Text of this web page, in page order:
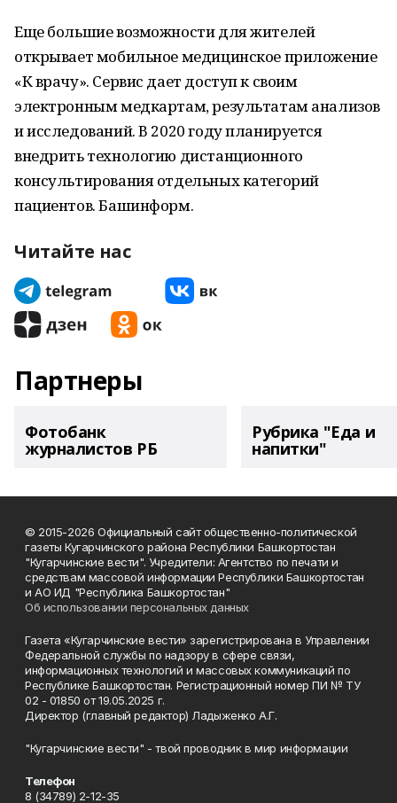
Еще большие возможности для жителей
открывает мобильное медицинское приложение
«К врачу». Сервис дает доступ к своим
электронным медкартам, результатам анализов
и исследований. В 2020 году планируется
внедрить технологию дистанционного
консультирования отдельных категорий
пациентов. Башинформ.
Читайте нас
Партнеры
Фотобанк
журналистов РБ
Рубрика "Еда и
напитки"
© 2015-2026 Официальный сайт общественно-политической
газеты Кугарчинского района Республики Башкортостан
"Кугарчинские вести". Учредители: Агентство по печати и
средствам массовой информации Республики Башкортостан
и АО ИД "Республика Башкортостан"
Об использовании персональных данных
Газета «Кугарчинские вести» зарегистрирована в Управлении
Федеральной службы по надзору в сфере связи,
информационных технологий и массовых коммуникаций по
Республике Башкортостан. Регистрационный номер ПИ № ТУ
02 - 01850 от 19.05.2025 г.
Директор (главный редактор) Ладыженко А.Г.
"Кугарчинские вести" - твой проводник в мир информации
Телефон
8 (34789) 2-12-35